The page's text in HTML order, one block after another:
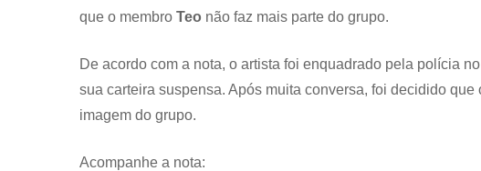
que o membro Teo não faz mais parte do grupo.
De acordo com a nota, o artista foi enquadrado pela polícia
sua carteira suspensa. Após muita conversa, foi decidido
imagem do grupo.
Acompanhe a nota: